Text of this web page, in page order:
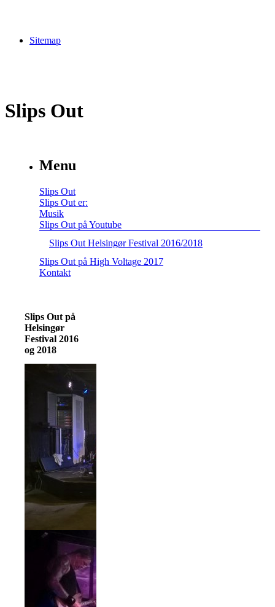
Sitemap
Slips Out
Menu
Slips Out
Slips Out er:
Musik
Slips Out på Youtube
Slips Out Helsingør Festival 2016/2018
Slips Out på High Voltage 2017
Kontakt
Slips Out på
Helsingør
Festival 2016
og 2018